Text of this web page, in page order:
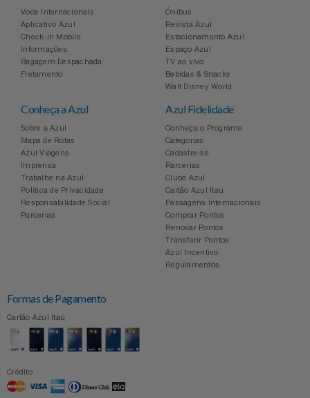
Voos Internacionais
Aplicativo Azul
Check-in Mobile
Informações
Bagagem Despachada
Fretamento
Ônibus
Revista Azul
Estacionamento Azul
Espaço Azul
TV ao vivo
Bebidas & Snacks
Walt Disney World
Conheça a Azul
Sobre a Azul
Mapa de Rotas
Azul Viagens
Imprensa
Trabalhe na Azul
Política de Privacidade
Responsabilidade Social
Parcerias
Azul Fidelidade
Conheça o Programa
Categorias
Cadastre-se
Parcerias
Clube Azul
Cartão Azul Itaú
Passagens Internacionais
Comprar Pontos
Renovar Pontos
Transferir Pontos
Azul Incentivo
Regulamentos
Formas de Pagamento
Cartão Azul Itaú
Crédito